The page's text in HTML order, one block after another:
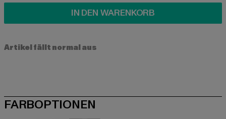
IN DEN WARENKORB
Artikel fällt normal aus
FARBOPTIONEN